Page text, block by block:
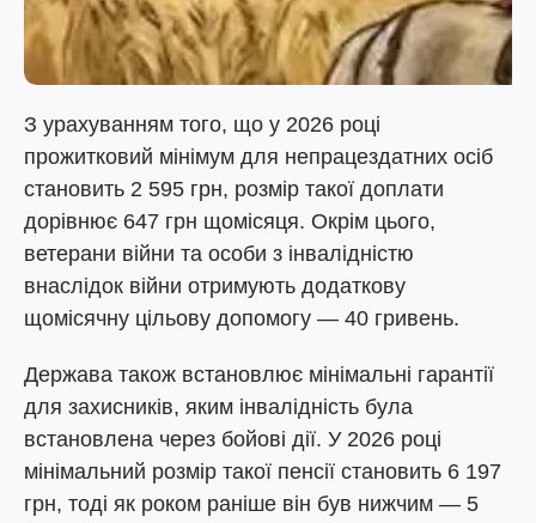
З урахуванням того, що у 2026 році
прожитковий мінімум для непрацездатних осіб
становить 2 595 грн, розмір такої доплати
дорівнює 647 грн щомісяця. Окрім цього,
ветерани війни та особи з інвалідністю
внаслідок війни отримують додаткову
щомісячну цільову допомогу — 40 гривень.
Держава також встановлює мінімальні гарантії
для захисників, яким інвалідність була
встановлена через бойові дії. У 2026 році
мінімальний розмір такої пенсії становить 6 197
грн, тоді як роком раніше він був нижчим — 5